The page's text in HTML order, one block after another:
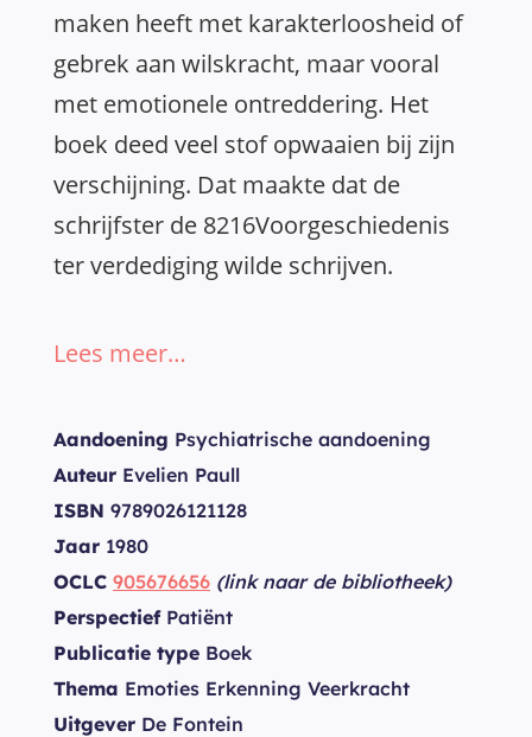
maken heeft met karakterloosheid of
gebrek aan wilskracht, maar vooral
met emotionele ontreddering. Het
boek deed veel stof opwaaien bij zijn
verschijning. Dat maakte dat de
schrijfster de 8216Voorgeschiedenis
ter verdediging wilde schrijven.
Lees meer…
Aandoening Psychiatrische aandoening
Auteur Evelien Paull
ISBN 9789026121128
Jaar 1980
OCLC 905676656 (link naar de bibliotheek)
PerspectiefPatiënt
Publicatie type Boek
Thema Emoties Erkenning Veerkracht
Uitgever De Fontein